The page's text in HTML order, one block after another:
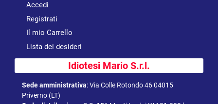
Accedi
Registrati
Il mio Carrello
Lista dei desideri
Idiotesi Mario S.r.l.
Sede amministrativa:Via Colle Rotondo 46 04015
Priverno (LT)